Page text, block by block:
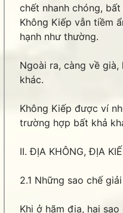
chết nhanh chóng,
Không Kiếp vẫn tiềm
hạnh như thường.
Ngoài ra, càng về
khác.
Không Kiếp được ví
trường hợp bất khả
II. ĐỊA KHÔNG, ĐỊA
2.1 Những sao chế
Khi ở hãm địa, hai